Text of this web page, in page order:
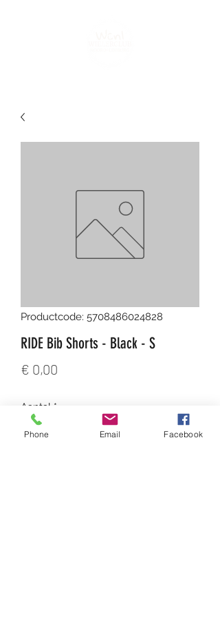
Productcode: 5708486024828
RIDE Bib Shorts - Black - S
€ 0,00
Aantal *
Phone Email Facebook